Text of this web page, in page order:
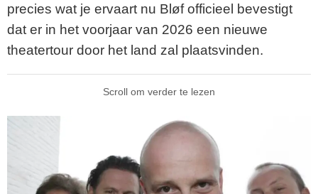
precies wat je ervaart nu Bløf officieel bevestigt
dat er in het voorjaar van 2026 een nieuwe
theatertour door het land zal plaatsvinden.
Scroll om verder te lezen